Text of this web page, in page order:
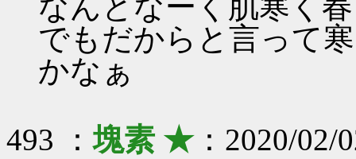
なんとなーく肌寒く
でもだからと言って
かなぁ
493 ：塊素 ★：2020/02/